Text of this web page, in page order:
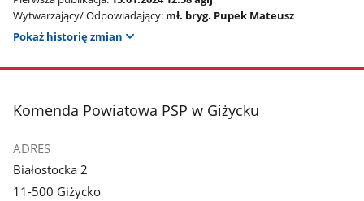
Wytwarzający/ Odpowiadający: mł. bryg. Pupek Mateusz
Pokaż historię zmian
stopka
Komenda Powiatowa PSP w Giżycku
ADRES
Białostocka 2
11-500 Giżycko